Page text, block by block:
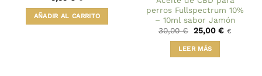
AÑADIR AL CARRITO
perros Fullspectrum 10%
– 10ml sabor Jamón
30,00€ El
precio
original
era:
30,00 €.
25,00€El
€
LEER MÁS